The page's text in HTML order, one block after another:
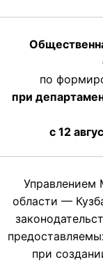
по
при
с 12
Управлением
области —
при